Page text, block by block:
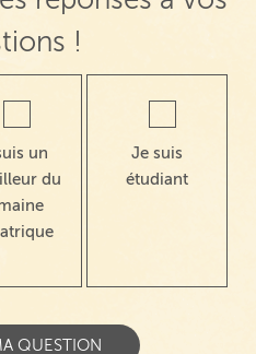
!
un
du
Je suis
étudiant